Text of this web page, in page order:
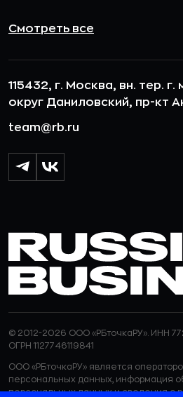
Смотреть все
115432, г. Москва, вн. тер. г.
округ Даниловский, пр-кт
team@rb.ru
© 2012-2026 ООО «РБточкаРУ». ИНН
ОГРН 1127746119841
ООО «РБточкаРУ» является
персональных данных, информация
персональных данных и сведения о